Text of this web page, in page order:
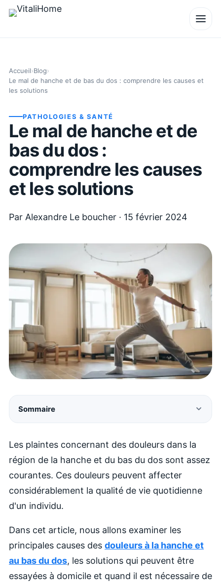
Accueil›Blog›
Le mal de hanche et de bas du dos : comprendre les causes et
les solutions
PATHOLOGIES & SANTÉ
Le mal de hanche et de
bas du dos :
comprendre les causes
et les solutions
Par Alexandre Le boucher · 15 février 2024
Sommaire
Les plaintes concernant des douleurs dans la
région de la hanche et du bas du dos sont assez
courantes. Ces douleurs peuvent affecter
considérablement la qualité de vie quotidienne
d'un individu.
Dans cet article, nous allons examiner les
principales causes des douleurs à la hanche et
au bas du dos, les solutions qui peuvent être
essayées à domicile et quand il est nécessaire de